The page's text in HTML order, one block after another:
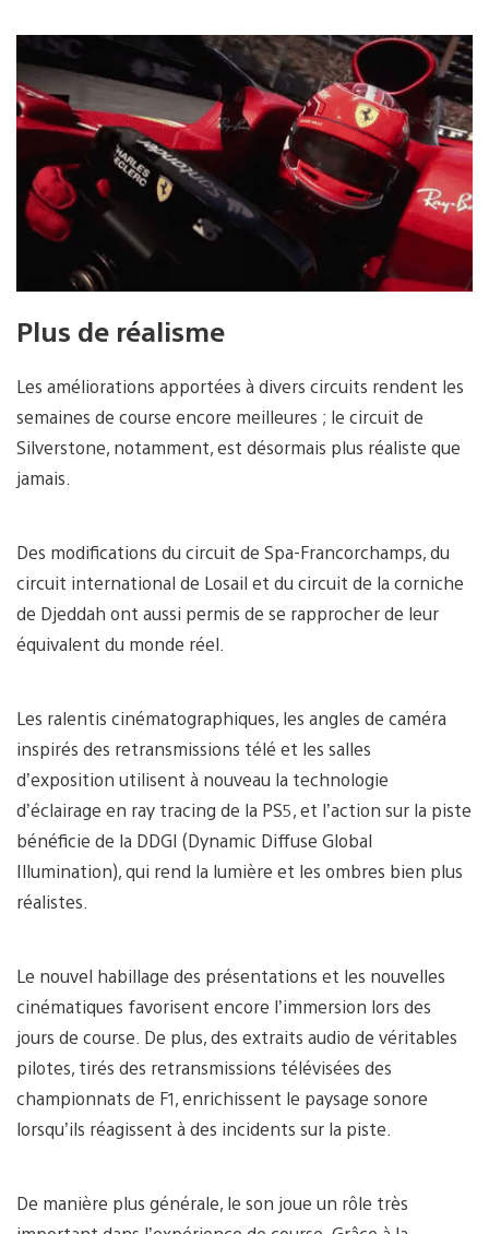
Plus de réalisme
Les améliorations apportées à divers circuits rendent les
semaines de course encore meilleures ; le circuit de
Silverstone, notamment, est désormais plus réaliste que
jamais.
Des modifications du circuit de Spa-Francorchamps, du
circuit international de Losail et du circuit de la corniche
de Djeddah ont aussi permis de se rapprocher de leur
équivalent du monde réel.
Les ralentis cinématographiques, les angles de caméra
inspirés des retransmissions télé et les salles
d’exposition utilisent à nouveau la technologie
d’éclairage en ray tracing de la PS5, et l’action sur la piste
bénéficie de la DDGI (Dynamic Diffuse Global
Illumination), qui rend la lumière et les ombres bien plus
réalistes.
Le nouvel habillage des présentations et les nouvelles
cinématiques favorisent encore l’immersion lors des
jours de course. De plus, des extraits audio de véritables
pilotes, tirés des retransmissions télévisées des
championnats de F1, enrichissent le paysage sonore
lorsqu’ils réagissent à des incidents sur la piste.
De manière plus générale, le son joue un rôle très